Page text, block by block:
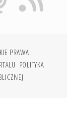
PRAWA
POLITYKA